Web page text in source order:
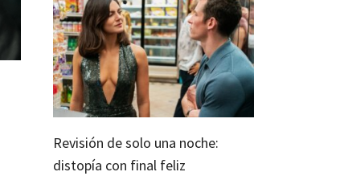
Revisión de solo una noche:
distopía con final feliz